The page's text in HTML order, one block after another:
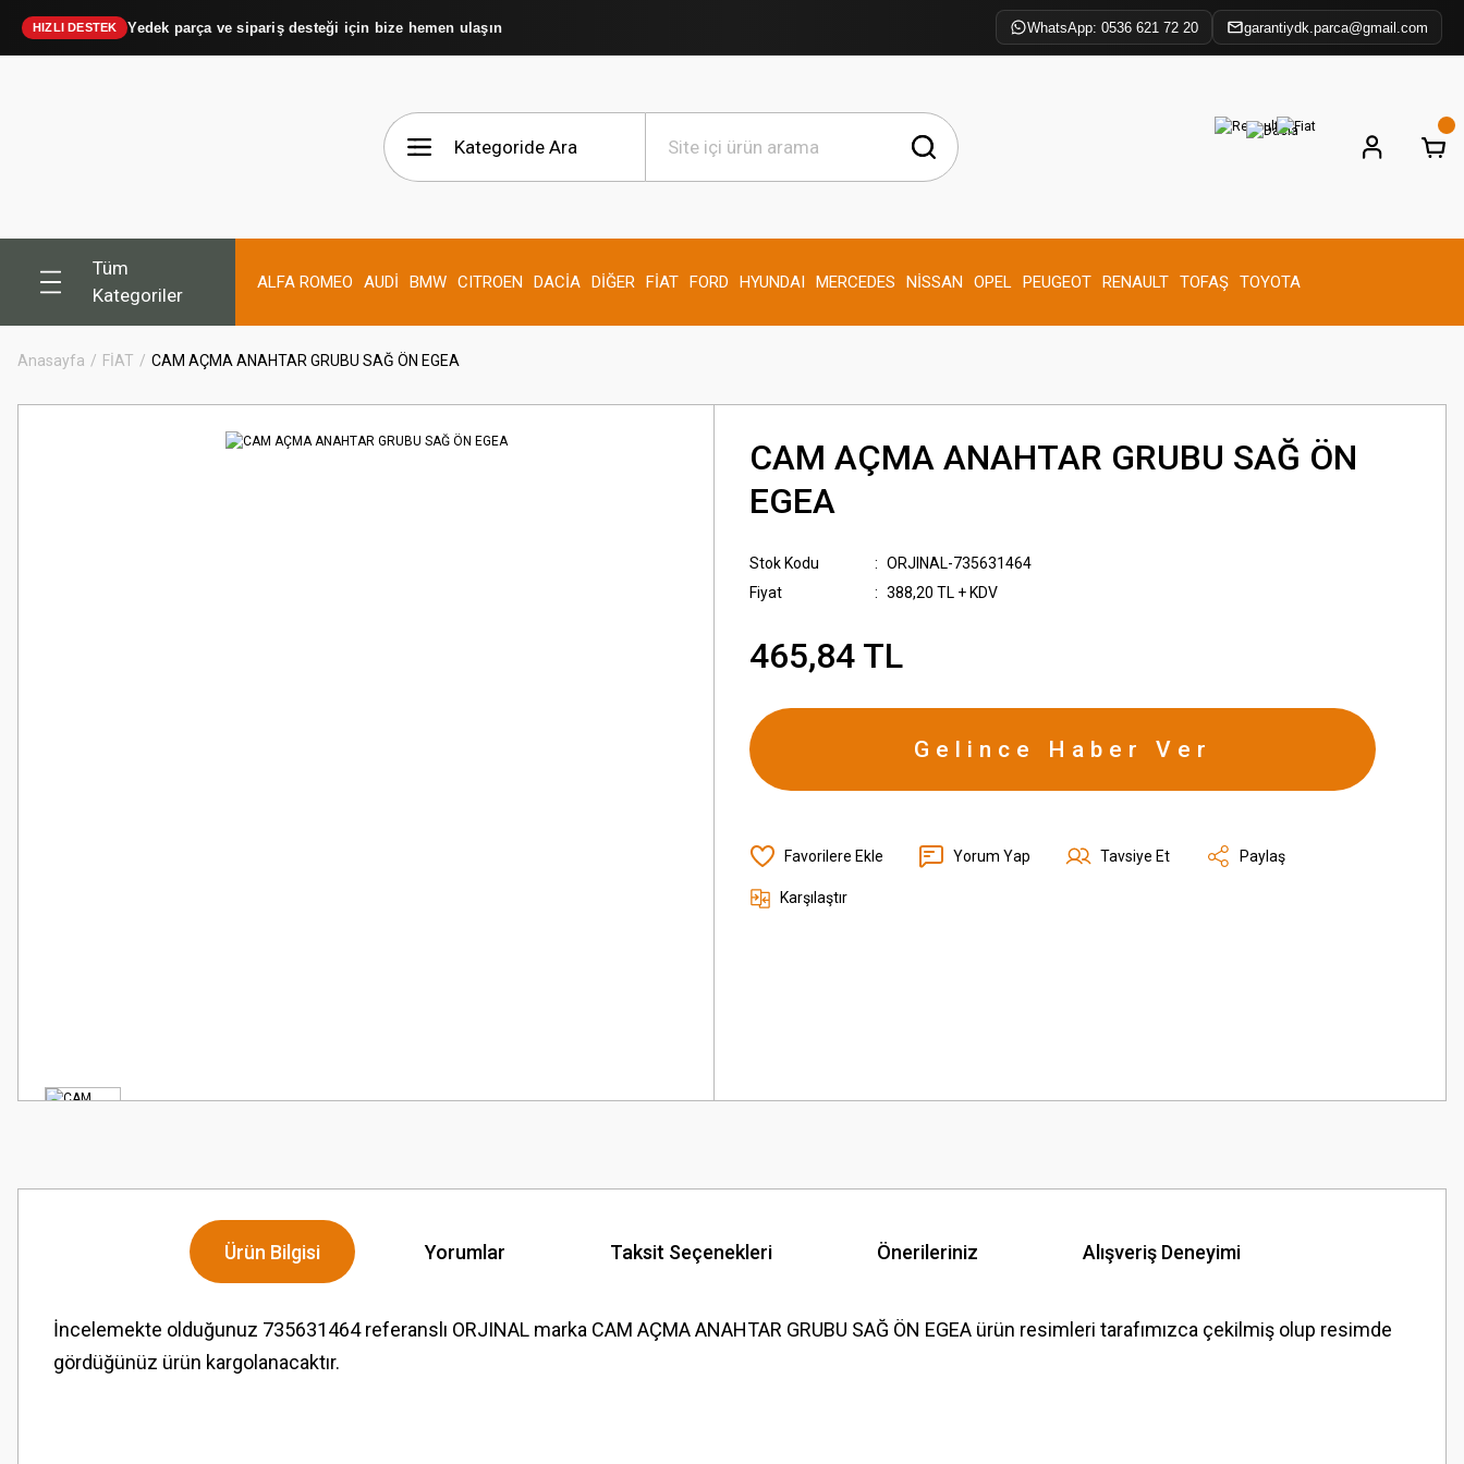
HIZLI DESTEK Yedek parça ve sipariş desteği için bize hemen ulaşın WhatsApp: 0536 621 72 20 garantiydk.parca@gmail.com
Tüm
Kategoriler
ALFA ROMEO AUDİ BMW CITROEN DACİA DİĞER FİAT FORD HYUNDAI MERCEDES NİSSAN OPEL PEUGEOT RENAULT TOFAŞ TOYOTA
Anasayfa FİAT CAM AÇMA ANAHTAR GRUBU SAĞ ÖN EGEA
CAM AÇMA ANAHTAR GRUBU SAĞ ÖN
EGEA
Stok Kodu
ORJINAL-735631464
Fiyat
388,20 TL + KDV
465,84 TL
Gelince Haber Ver
Yorum Yap Tavsiye Et Paylaş
Karşılaştır
Ürün Bilgisi Yorumlar Taksit Seçenekleri Önerileriniz Alışveriş Deneyimi
İncelemekte olduğunuz 735631464 referanslı ORJINAL marka CAM AÇMA ANAHTAR GRUBU SAĞ ÖN EGEA ürün resimleri tarafımızca çekilmiş olup resimde
gördüğünüz ürün kargolanacaktır.